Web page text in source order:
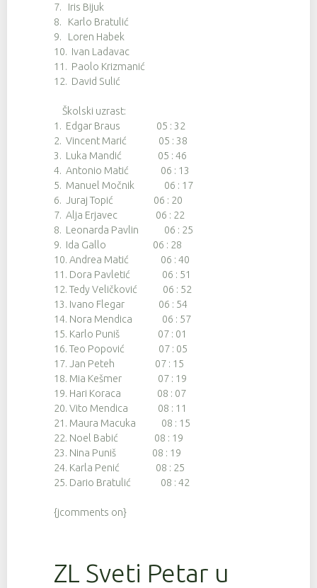
7. Iris Bijuk
8. Karlo Bratulić
9. Loren Habek
10. Ivan Ladavac
11. Paolo Krizmanić
12. David Sulić
Školski uzrast:
1. Edgar Braus 05 : 32
2. Vincent Marić 05 : 38
3. Luka Mandić 05 : 46
4. Antonio Matić 06 : 13
5. Manuel Močnik 06 : 17
6. Juraj Topić 06 : 20
7. Alja Erjavec 06 : 22
8. Leonarda Pavlin 06 : 25
9. Ida Gallo 06 : 28
10. Andrea Matić 06 : 40
11. Dora Pavletić 06 : 51
12. Tedy Veličković 06 : 52
13. Ivano Flegar 06 : 54
14. Nora Mendica 06 : 57
15. Karlo Puniš 07 : 01
16. Teo Popović 07 : 05
17. Jan Peteh 07 : 15
18. Mia Kešmer 07 : 19
19. Hari Koraca 08 : 07
20. Vito Mendica 08 : 11
21. Maura Macuka 08 : 15
22. Noel Babić 08 : 19
23. Nina Puniš 08 : 19
24. Karla Penić 08 : 25
25. Dario Bratulić 08 : 42
{jcomments on}
ZL Sveti Petar u